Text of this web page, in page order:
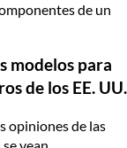
de un
modelos para
de los EE. UU.
opiniones de las